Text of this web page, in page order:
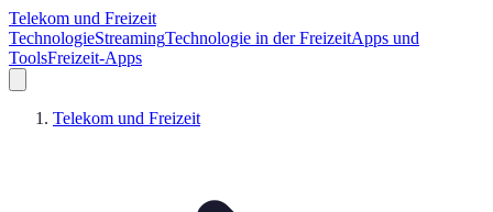
Telekom und Freizeit
TechnologieStreamingTechnologie in der FreizeitApps und
ToolsFreizeit-Apps
Telekom und Freizeit